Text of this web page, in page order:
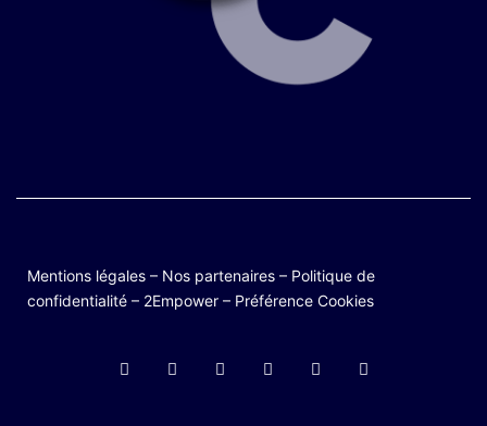
Mentions légales – Nos partenaires – Politique de
confidentialité – 2Empower – Préférence Cookies